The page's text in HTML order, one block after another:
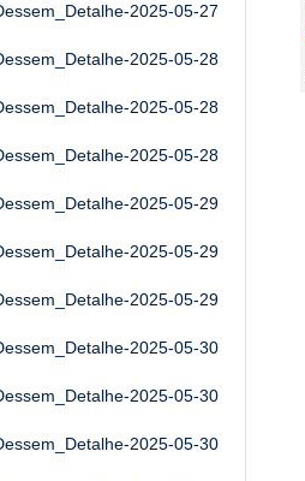
2025-05-27
2025-05-28
2025-05-28
2025-05-28
2025-05-29
2025-05-29
2025-05-29
2025-05-30
2025-05-30
2025-05-30